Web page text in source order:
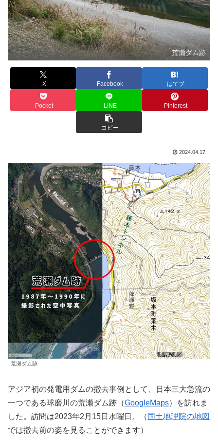
荒瀬ダム跡
X Facebook はてブ
Pocket LINE Pinterest
コピー
2024.04.17
荒瀬ダム跡
アジア初の発電用ダムの撤去事例として、日本三大急流の
一つである球磨川の荒瀬ダム跡（GoogleMaps）を訪れま
した。訪問は2023年2月15日水曜日。（ 国土地理院の地図
では撤去前の姿を見ることができます）